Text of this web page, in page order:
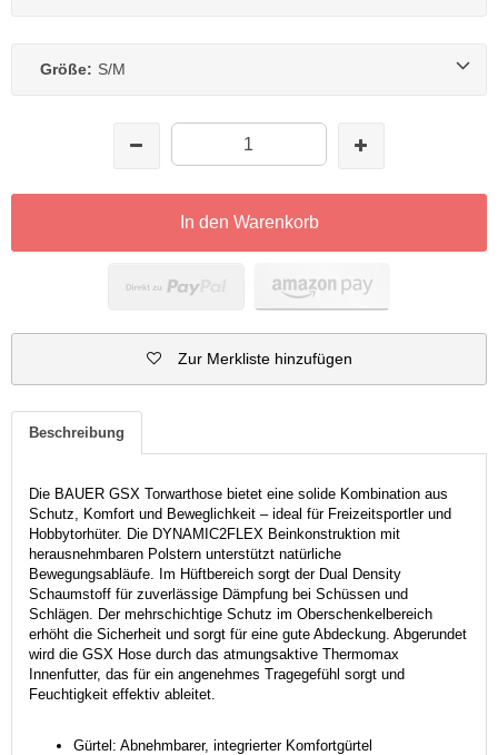
Größe: S/M
In den Warenkorb
Zur Merkliste hinzufügen
Beschreibung
Die BAUER GSX Torwarthose bietet eine solide Kombination aus
Schutz, Komfort und Beweglichkeit – ideal für Freizeitsportler und
Hobbytorhüter. Die DYNAMIC2FLEX Beinkonstruktion mit
herausnehmbaren Polstern unterstützt natürliche
Bewegungsabläufe. Im Hüftbereich sorgt der Dual Density
Schaumstoff für zuverlässige Dämpfung bei Schüssen und
Schlägen. Der mehrschichtige Schutz im Oberschenkelbereich
erhöht die Sicherheit und sorgt für eine gute Abdeckung. Abgerundet
wird die GSX Hose durch das atmungsaktive Thermomax
Innenfutter, das für ein angenehmes Tragegefühl sorgt und
Feuchtigkeit effektiv ableitet.
Gürtel: Abnehmbarer, integrierter Komfortgürtel